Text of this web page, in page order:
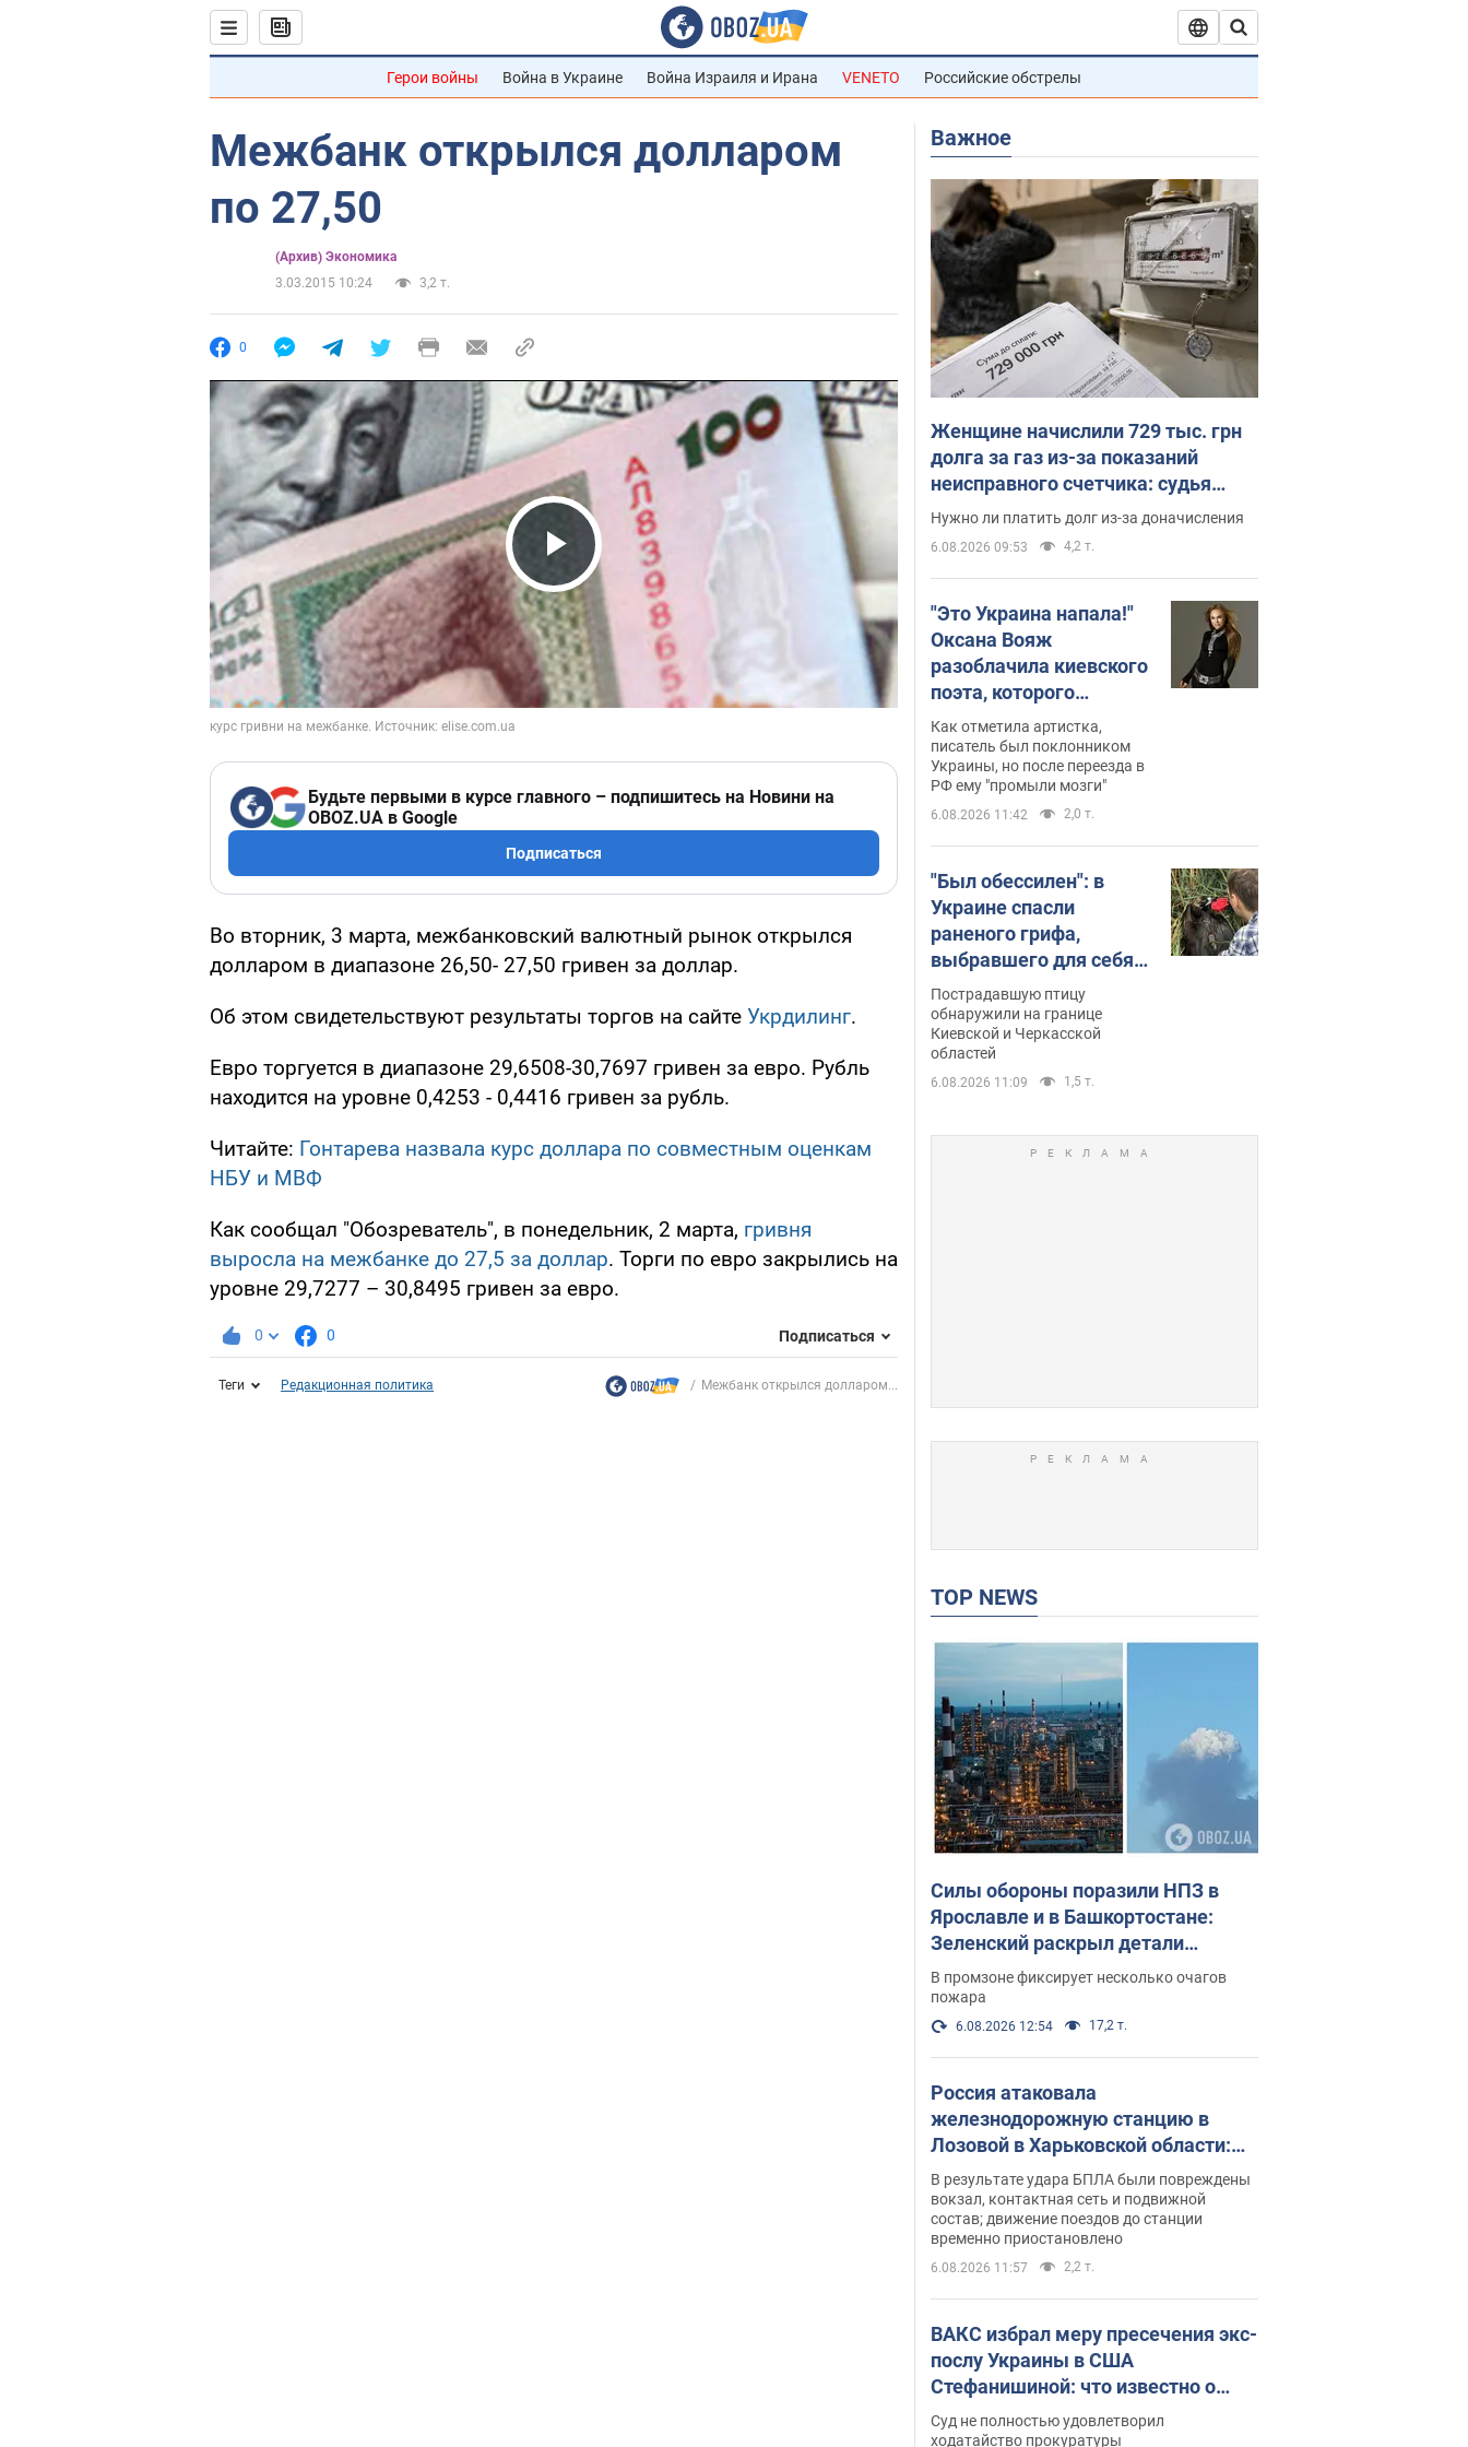
Герои войны Война в Украине Война Израиля и Ирана VENETO Российские обстрелы
Межбанк открылся долларом
по 27,50
(Архив) Экономика
3.03.2015 10:24
3,2 т.
0
Play Video
Будьте первыми в курсе главного – подпишитесь на Новини на
OBOZ.UA в Google
Подписаться
Во вторник, 3 марта, межбанковский валютный рынок открылся
долларом в диапазоне 26,50- 27,50 гривен за доллар.
Об этом свидетельствуют результаты торгов на сайте Укрдилинг.
Евро торгуется в диапазоне 29,6508-30,7697 гривен за евро. Рубль
находится на уровне 0,4253 - 0,4416 гривен за рубль.
Читайте: Гонтарева назвала курс доллара по совместным оценкам
НБУ и МВФ
Как сообщал "Обозреватель", в понедельник, 2 марта, гривня
выросла на межбанке до 27,5 за доллар. Торги по евро закрылись на
уровне 29,7277 – 30,8495 гривен за евро.
0 0 Подписаться
Теги Редакционная политика Межбанк открылся долларом...
Важное
Женщине начислили 729 тыс. грн
долга за газ из-за показаний
неисправного счетчика: судья
вынес неожиданное решение
Нужно ли платить долг из-за доначисления
6.08.2026 09:53 4,2 т.
"Это Украина напала!"
Оксана Вояж
разоблачила киевского
поэта, которого
"зазомбировали": он
даже русского не знал,
а теперь хочет
геноцида украинцев
Как отметила артистка,
писатель был поклонником
Украины, но после переезда в
РФ ему "промыли мозги"
6.08.2026 11:42 2,0 т.
"Был обессилен": в
Украине спасли
раненого грифа,
выбравшего для себя
нетипичный маршрут.
Фото
Пострадавшую птицу
обнаружили на границе
Киевской и Черкасской
областей
6.08.2026 11:09 1,5 т.
TOP NEWS
Силы обороны поразили НПЗ в
Ярославле и в Башкортостане:
Зеленский раскрыл детали
операции. Фото и видео
В промзоне фиксирует несколько очагов
пожара
6.08.2026 12:54 17,2 т.
Россия атаковала
железнодорожную станцию в
Лозовой в Харьковской области:
есть погибшие и раненые
В результате удара БПЛА были повреждены
вокзал, контактная сеть и подвижной
состав; движение поездов до станции
временно приостановлено
6.08.2026 11:57 2,2 т.
ВАКС избрал меру пресечения экс-
послу Украины в США
Стефанишиной: что известно о
деле
Суд не полностью удовлетворил
ходатайство прокуратуры